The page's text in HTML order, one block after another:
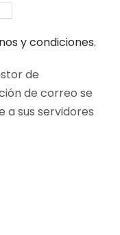
y condiciones.
de
de correo se
sus servidores